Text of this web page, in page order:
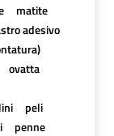
matite
adesivo
ovatta
peli
penne